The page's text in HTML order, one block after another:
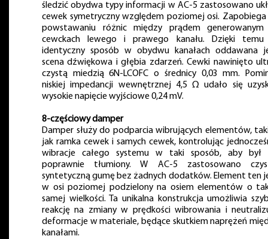
śledzić obydwa typy informacji w AC-5 zastosowano
cewek symetryczny względem poziomej osi.
powstawaniu różnic między prądem
cewckach lewego i prawego kanału. Dzięki
identyczny sposób w obydwu kanałach oddawana
scena dźwiękowa i głębia zdarzeń. Cewki nawinięto
czystą miedzią 6N-LCOFC o średnicy 0,03 mm.
niskiej impedancji wewnętrznej 4,5 Ω udało się
wysokie napięcie wyjściowe 0,24 mV.
8-częściowy damper
Damper służy do podparcia wibrujących elementów,
jak ramka cewek i samych cewek, kontrolując
wibracje całego systemu w taki sposób, aby był
poprawnie tłumiony. W AC-5 zastosowano
syntetyczną gumę bez żadnych dodatków. Element ten
w osi poziomej podzielony na osiem elementów o
samej wielkości. Ta unikalna konstrukcja umożliwia
reakcję na zmiany w prędkości wibrowania i
deformacje w materiale, będące skutkiem naprężeń
kanałami.